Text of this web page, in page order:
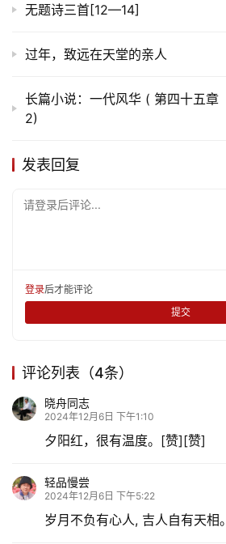
无题诗三首[12—14]
过年，致远在天堂的亲人
长篇小说：一代风华 ( 第四十五
2)
发表回复
请登录后评论...
登录后才能评论
提交
评论列表（4条）
晓舟同志
2024年12月6日 下午1:10
夕阳红，很有温度。[赞][赞]
轻品慢尝
2024年12月6日 下午5:22
岁月不负有心人, 吉人自有天相。